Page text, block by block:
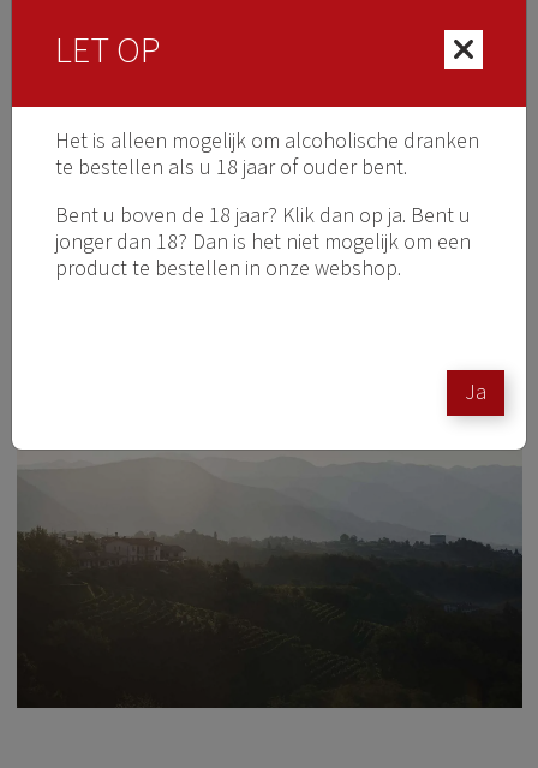
LET OP
Het is alleen mogelijk om alcoholische dranken
te bestellen als u 18 jaar of ouder bent.
Bent u boven de 18 jaar? Klik dan op ja. Bent u
jonger dan 18? Dan is het niet mogelijk om een
product te bestellen in onze webshop.
Ja
Vanaf begin 1980 hebben een aantal grote kunstenaars
de Slavonische eiken vaten beschilderd in de kelder.
benadrukt hun filosofie: Wijn maken is een kunst!
De Vino della Pace zijn wijnen die elk jaar worden
uitgebracht en aan alle staatshoofden worden
overhandigd.
https://www.schermer1782.nl/zoeken?
search=Corm%C3%B2ns